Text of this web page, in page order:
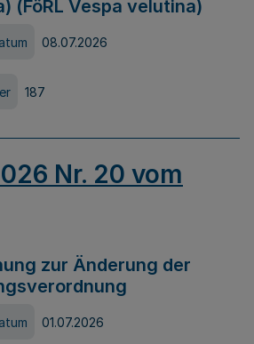
(FöRL Vespa velutina)
08.07.2026
187
Nr. 20 vom
zur Änderung der
01.07.2026